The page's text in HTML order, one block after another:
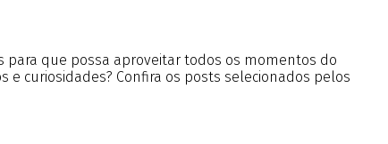
para que possa aproveitar todos os momentos do
curiosidades? Confira os posts selecionados pelos